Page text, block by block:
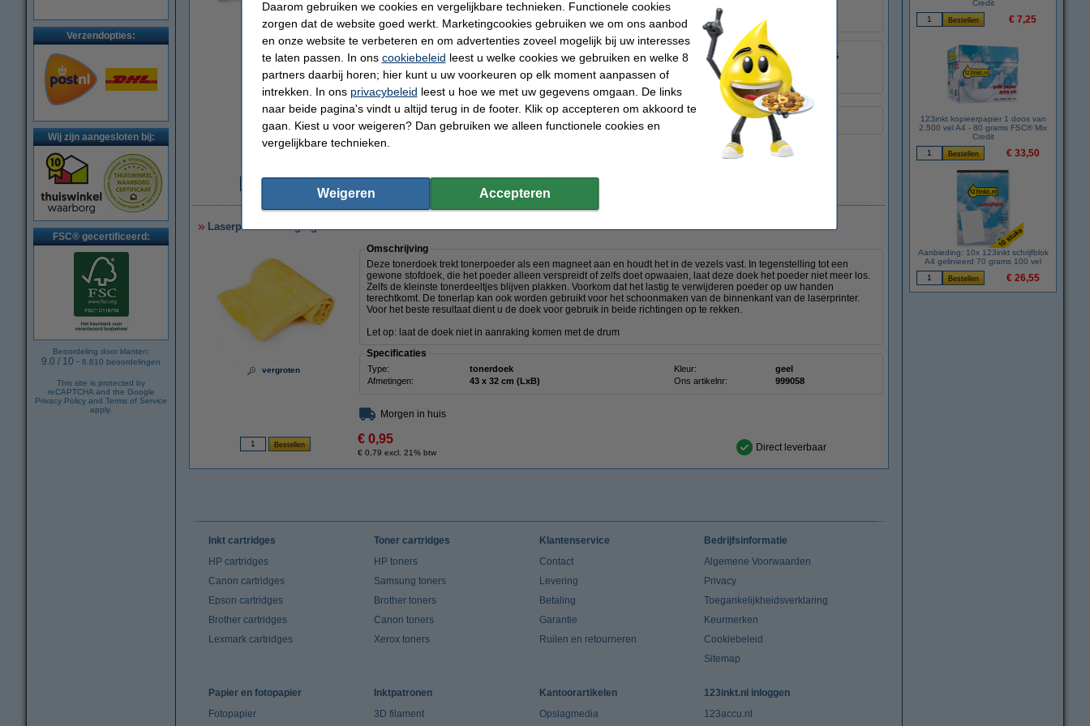
Verzendopties:
Wij zijn aangesloten bij:
FSC® gecertificeerd:
Beoordeling door klanten:
9.0 / 10 - 6.610 beoordelingen
This site is protected by
reCAPTCHA and the Google
Privacy Policy and Terms of Service
apply.
Uiteraard ook op dit 123inkt huismerk product 100% garantie.
Specificaties
Merk: 123inkt EAN-code:
8718237131795
Ons artikelnr:
051185
aantal pagina's:
± 50.000 pagina's BU-223CL
Tip
Wij adviseren u deze transfer belt (het 123inkt huismerk) te nemen i.p.v. de Brother-uitvoering.
€ 62,50
€ 51,65 excl. 21% btw
Laserprinter reinigingsdoek
vergroten
Omschrijving
Deze tonerdoek trekt tonerpoeder als een magneet aan en houdt het in de vezels vast. In tegenstelling tot een
gewone stofdoek, die het poeder alleen verspreidt of zelfs doet opwaaien, laat deze doek het poeder niet meer los.
Zelfs de kleinste tonerdeeltjes blijven plakken. Voorkom dat het lastig te verwijderen poeder op uw handen
terechtkomt. De tonerlap kan ook worden gebruikt voor het schoonmaken van de binnenkant van de laserprinter.
Voor het beste resultaat dient u de doek voor gebruik in beide richtingen op te rekken.
Let op: laat de doek niet in aanraking komen met de drum
Specificaties
Type: tonerdoek Kleur:
geel
Afmetingen:
43 x 32 cm (LxB) Ons artikelnr: 999058
Morgen in huis
€ 0,95
€ 0,79 excl. 21% btw Direct leverbaar
Credit
€ 7,25
123inkt kopieerpapier 1 doos van
2.500 vel A4 - 80 grams FSC® Mix
Credit
€ 33,50
Aanbieding: 10x 123inkt schrijfblok
A4 gelinieerd 70 grams 100 vel
€ 26,55
Inkt cartridges
HP cartridges
Canon cartridges
Epson cartridges
Brother cartridges
Lexmark cartridges
Toner cartridges
HP toners
Samsung toners
Brother toners
Canon toners
Xerox toners
Klantenservice
Contact
Levering
Betaling
Garantie
Ruilen en retourneren
Bedrijfsinformatie
Algemene Voorwaarden
Privacy
Toegankelijkheidsverklaring
Keurmerken
Cookiebeleid
Sitemap
Papier en fotopapier
Fotopapier
Inktpatronen
3D filament
Kantoorartikelen
Opslagmedia
123inkt.nl inloggen
123accu.nl
Daarom gebruiken we cookies en vergelijkbare technieken. Functionele cookies
zorgen dat de website goed werkt. Marketingcookies gebruiken we om ons aanbod
en onze website te verbeteren en om advertenties zoveel mogelijk bij uw interesses
te laten passen. In ons cookiebeleid leest u welke cookies we gebruiken en welke 8
partners daarbij horen; hier kunt u uw voorkeuren op elk moment aanpassen of
intrekken. In ons privacybeleid leest u hoe we met uw gegevens omgaan. De links
naar beide pagina's vindt u altijd terug in de footer. Klik op accepteren om akkoord te
gaan. Kiest u voor weigeren? Dan gebruiken we alleen functionele cookies en
vergelijkbare technieken.
Weigeren Accepteren